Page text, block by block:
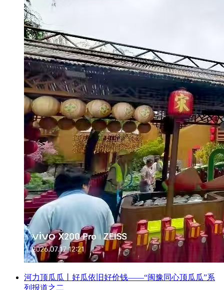
河力顶瓜瓜丨好瓜依旧好价钱——“闽豫同心顶瓜瓜”系
列报道之二